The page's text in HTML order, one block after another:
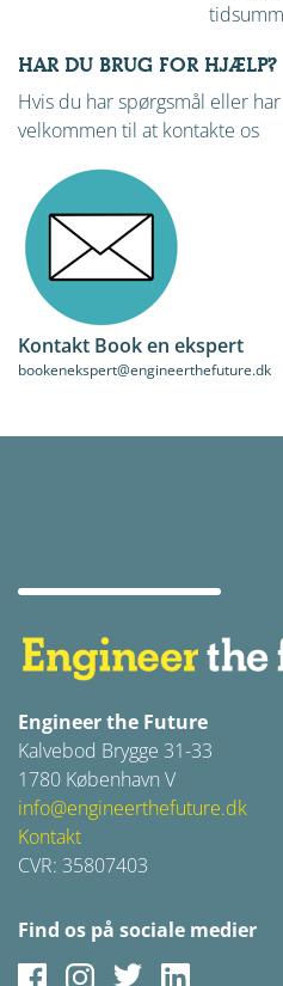
HAR DU BRUG FOR HJÆLP?
Hvis du har spørgsmål eller
velkommen til at kontakte os
Kontakt Book en ekspert
bookenekspert@engineerthefuture.dk
Engineer the Future
Kalvebod Brygge 31-33
1780 København V
info@engineerthefuture.dk
Kontakt
CVR: 35807403
Find os på sociale medier
FacebookInstagram
Twitter